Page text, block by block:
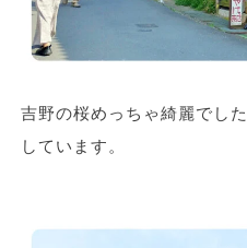
吉野の桜めっちゃ綺麗でし
しています。